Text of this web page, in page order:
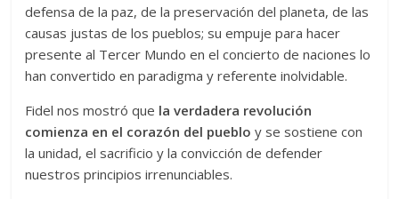
defensa de la paz, de la preservación del planeta, de las
causas justas de los pueblos; su empuje para hacer
presente al Tercer Mundo en el concierto de naciones lo
han convertido en paradigma y referente inolvidable.
Fidel nos mostró que la verdadera revolución
comienza en el corazón del pueblo y se sostiene con
la unidad, el sacrificio y la convicción de defender
nuestros principios irrenunciables.